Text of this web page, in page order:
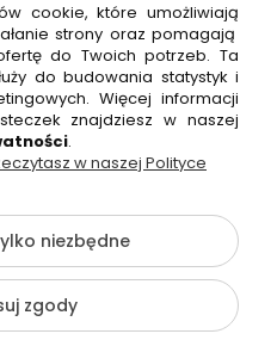
915 338
298 53 38
do nas!
Kryształowa 33A, 01-356
NIP: 7010404814, REGON:
0000491265
| medinstruments.pl
cookie, które umożliwiają
strony oraz pomagają
do Twoich potrzeb. Ta
do budowania statystyk i
Więcej informacji
znajdziesz w naszej
.
w naszej Polityce
niezbędne
zgody